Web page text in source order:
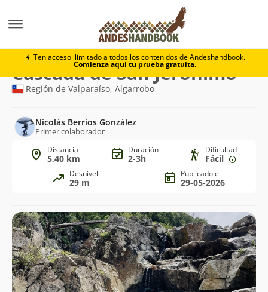
Ten acceso ilimitado a todos los contenidos de Andeshandbook.
Comienza aquí tu prueba gratuita.
Cascada de San Jerónimo
Ruta
de
trekking
Cascada de San Jerónimo
Región de Valparaíso, Algarrobo
Nicolás Berríos González
Primer colaborador
Distancia
5,40 km
Duración
2-3h
Dificultad
Fácil
Desnivel
29 m
Publicado el
29-05-2026